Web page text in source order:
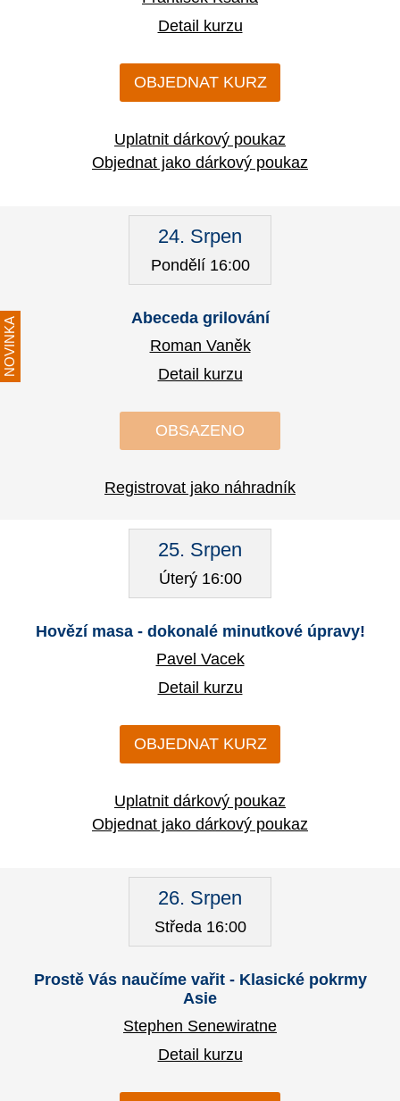
Detail kurzu
OBJEDNAT KURZ
Uplatnit dárkový poukaz
Objednat jako dárkový poukaz
24. Srpen
Pondělí 16:00
NOVINKA
Abeceda grilování
Roman Vaněk
Detail kurzu
OBSAZENO
Registrovat jako náhradník
25. Srpen
Úterý 16:00
Hovězí masa - dokonalé minutkové úpravy!
Pavel Vacek
Detail kurzu
OBJEDNAT KURZ
Uplatnit dárkový poukaz
Objednat jako dárkový poukaz
26. Srpen
Středa 16:00
Prostě Vás naučíme vařit - Klasické pokrmy
Asie
Stephen Senewiratne
Detail kurzu